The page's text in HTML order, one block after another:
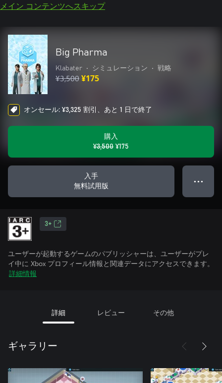
メイン コンテンツへスキップ
Big Pharma
Klabater • シミュレーション • 戦略
¥3,500¥175
オンセール: ¥3,325 割引、あと 1 日で終了
購入
¥3,500 ¥175
入手
無料試用版
● ● ●
3+
ユーザーが起動するゲームのパブリッシャーは、ユーザーがプレ
イ中に Xbox プロフィール情報と関連データにアクセスできます。
詳細情報
詳細 レビュー その他
ギャラリー